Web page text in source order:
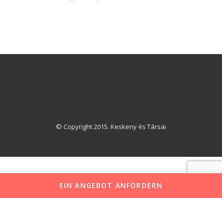
© Copyright 2015. Keskeny és Társai
EIN ANGEBOT ANFORDERN